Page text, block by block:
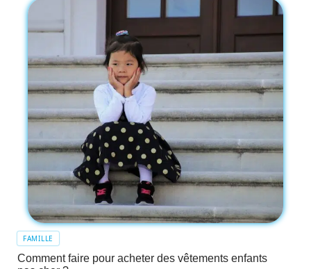
FAMILLE
Comment faire pour acheter des vêtements enfants